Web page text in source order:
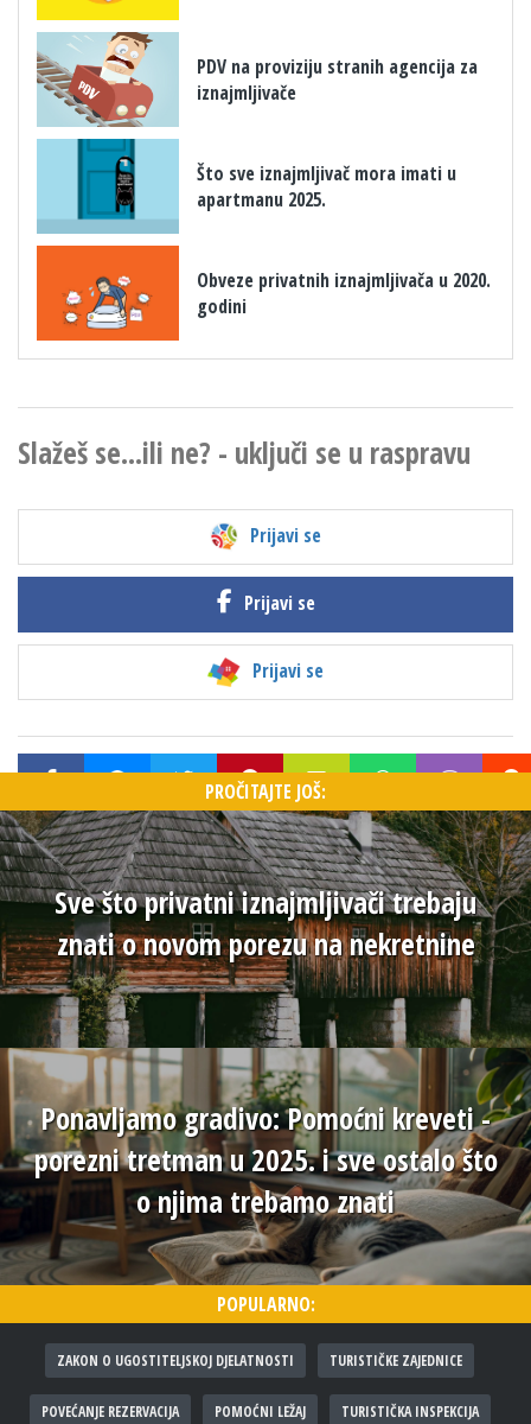
PDV na proviziju stranih agencija za
iznajmljivače
Što sve iznajmljivač mora imati u
apartmanu 2025.
Obveze privatnih iznajmljivača u 2020.
godini
Slažeš se...ili ne? - uključi se u raspravu
Prijavi se
Prijavi se
Prijavi se
PROČITAJTE JOŠ:
Sve što privatni iznajmljivači trebaju
znati o novom porezu na nekretnine
Ponavljamo gradivo: Pomoćni kreveti -
porezni tretman u 2025. i sve ostalo što
o njima trebamo znati
POPULARNO:
ZAKON O UGOSTITELJSKOJ DJELATNOSTI TURISTIČKE ZAJEDNICE
POVEĆANJE REZERVACIJA POMOĆNI LEŽAJ TURISTIČKA INSPEKCIJA